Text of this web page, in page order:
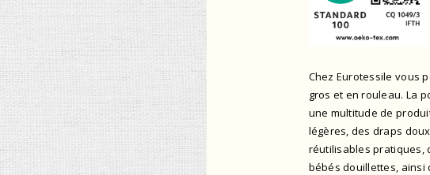
Chez Eurotessile vous
gros et en rouleau. La
une multitude de
légères, des draps
réutilisables pratiques,
bébés douillettes, ainsi